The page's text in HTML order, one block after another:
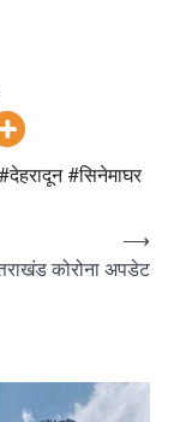
#सिनेमाघर
कोरोना अपडेट
⟶